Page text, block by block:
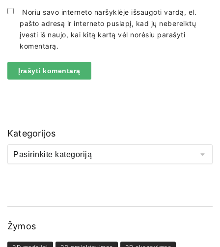
Noriu savo interneto naršyklėje išsaugoti vardą, el.
pašto adresą ir interneto puslapį, kad jų nebereiktų
įvesti iš naujo, kai kitą kartą vėl norėsiu parašyti
komentarą.
Kategorijos
Žymos